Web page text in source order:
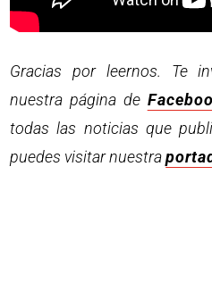
Gracias por leernos. Te
nuestra página de
todas las noticias que
puedes visitar nuestra